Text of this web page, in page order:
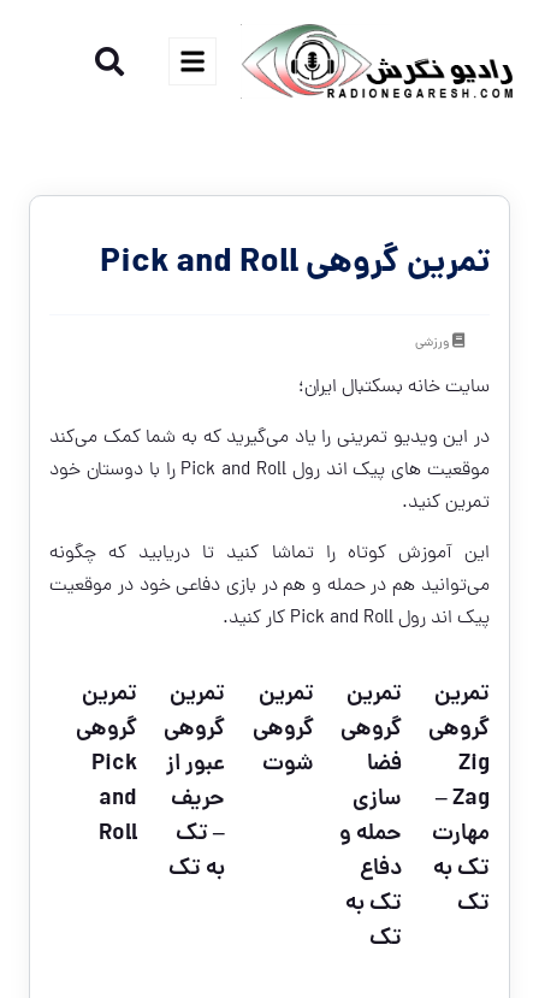
تمرین گروهی Pick and Roll
ورزشی
سایت خانه بسکتبال ایران؛
در این ویدیو تمرینی را یاد می‌گیرید که به شما کمک می‌کند
موقعیت های پیک اند رول Pick and Roll را با دوستان خود
تمرین کنید.
این آموزش کوتاه را تماشا کنید تا دریابید که چگونه
می‌توانید هم در حمله و هم در بازی دفاعی خود در موقعیت
پیک اند رول Pick and Roll کار کنید.
تمرین
گروهی
Zig
Zag –
مهارت
تک به
تک
تمرین
گروهی
فضا
سازی
حمله و
دفاع
تک به
تک
تمرین
گروهی
شوت
تمرین
گروهی
عبور از
حریف
– تک
به تک
تمرین
گروهی
Pick
and
Roll